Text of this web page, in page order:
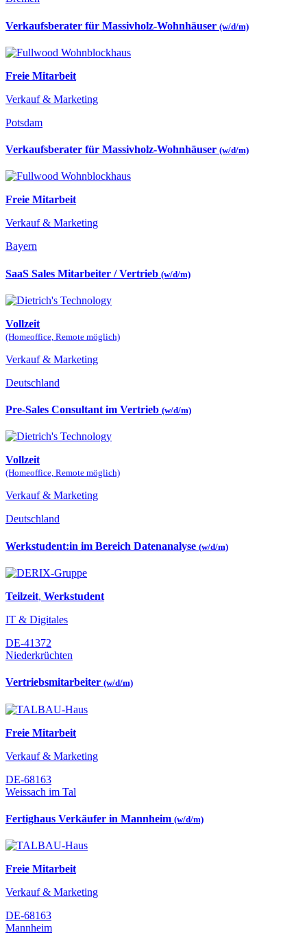
Verkaufsberater für Massivholz-Wohnhäuser (w/d/m)
Freie Mitarbeit
Verkauf & Marketing
Potsdam
Verkaufsberater für Massivholz-Wohnhäuser (w/d/m)
Freie Mitarbeit
Verkauf & Marketing
Bayern
SaaS Sales Mitarbeiter / Vertrieb (w/d/m)
Vollzeit
(Homeoffice, Remote möglich)
Verkauf & Marketing
Deutschland
Pre-Sales Consultant im Vertrieb (w/d/m)
Vollzeit
(Homeoffice, Remote möglich)
Verkauf & Marketing
Deutschland
Werkstudent:in im Bereich Datenanalyse (w/d/m)
Teilzeit, Werkstudent
IT & Digitales
DE-41372
Niederkrüchten
Vertriebsmitarbeiter (w/d/m)
Freie Mitarbeit
Verkauf & Marketing
DE-68163
Weissach im Tal
Fertighaus Verkäufer in Mannheim (w/d/m)
Freie Mitarbeit
Verkauf & Marketing
DE-68163
Mannheim